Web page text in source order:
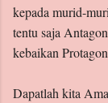
kepada murid-
tentu saja
kebaikan
Dapatlah kita